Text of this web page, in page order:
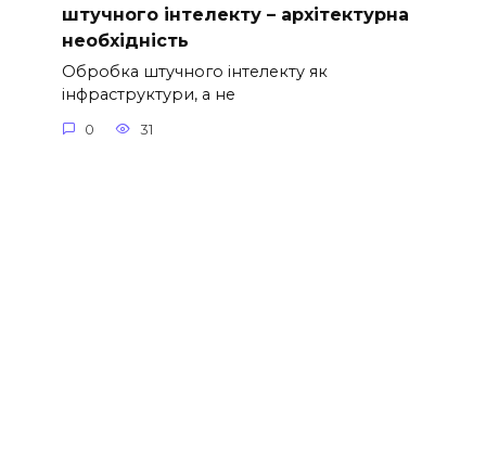
штучного інтелекту – архітектурна
необхідність
Обробка штучного інтелекту як
інфраструктури, а не
0 31